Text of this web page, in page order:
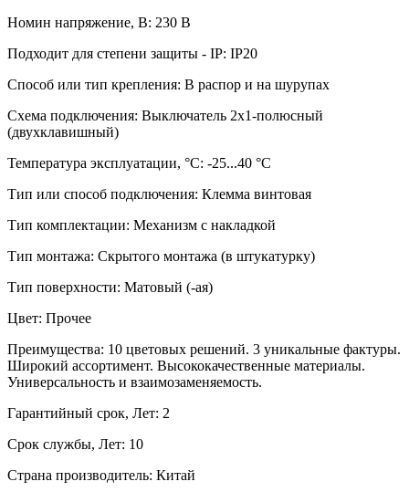
Номин напряжение, В: 230 В
Подходит для степени защиты - IP: IP20
Способ или тип крепления: В распор и на шурупах
Схема подключения: Выключатель 2х1-полюсный
(двухклавишный)
Температура эксплуатации, °C: -25...40 °C
Тип или способ подключения: Клемма винтовая
Тип комплектации: Механизм с накладкой
Тип монтажа: Скрытого монтажа (в штукатурку)
Тип поверхности: Матовый (-ая)
Цвет: Прочее
Преимущества: 10 цветовых решений. 3 уникальные фактуры.
Широкий ассортимент. Высококачественные материалы.
Универсальность и взаимозаменяемость.
Гарантийный срок, Лет: 2
Срок службы, Лет: 10
Страна производитель: Китай